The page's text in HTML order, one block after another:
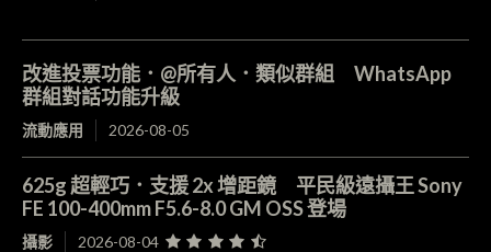
改進投票功能．@所有人．類似群組 WhatsApp
群組對話功能升級
流動應用 2026-08-05
625g 超輕巧．支援 2x 增距鏡 平民級遠攝王 Sony
FE 100-400mm F5.6-8.0 GM OSS 登場
攝影 2026-08-04